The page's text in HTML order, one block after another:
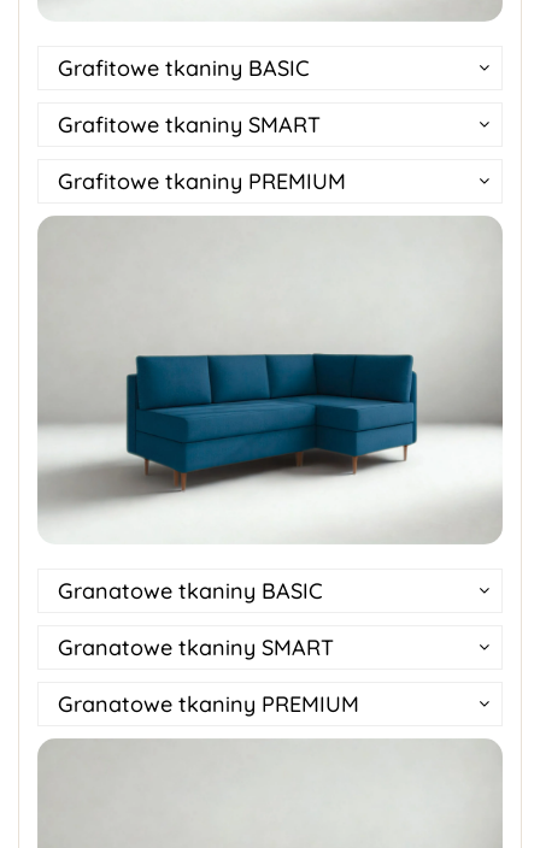
Grafitowe tkaniny BASIC
Grafitowe tkaniny SMART
Grafitowe tkaniny PREMIUM
Granatowe tkaniny BASIC
Granatowe tkaniny SMART
Granatowe tkaniny PREMIUM